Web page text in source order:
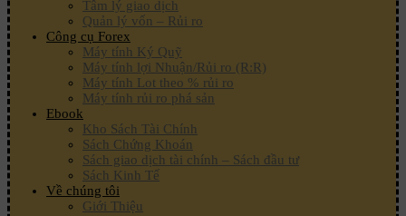
Tâm lý giao dịch
Quản lý vốn – Rủi ro
Công cụ Forex
Máy tính Ký Quỹ
Máy tính lợi Nhuận/Rủi ro (R:R)
Máy tính Lot theo % rủi ro
Máy tính rủi ro phá sản
Ebook
Kho Sách Tài Chính
Sách Chứng Khoán
Sách giao dịch tài chính – Sách đầu tư
Sách Kinh Tế
Về chúng tôi
Giới Thiệu